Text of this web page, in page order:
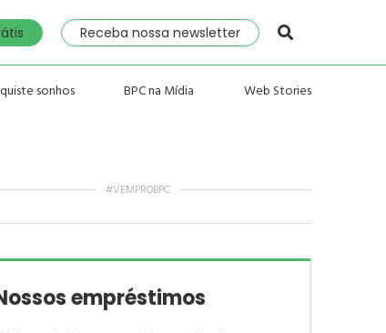
Receba nossa newsletter
sonhos BPC na Mídia Web Stories
#VEMPROBPC
empréstimos